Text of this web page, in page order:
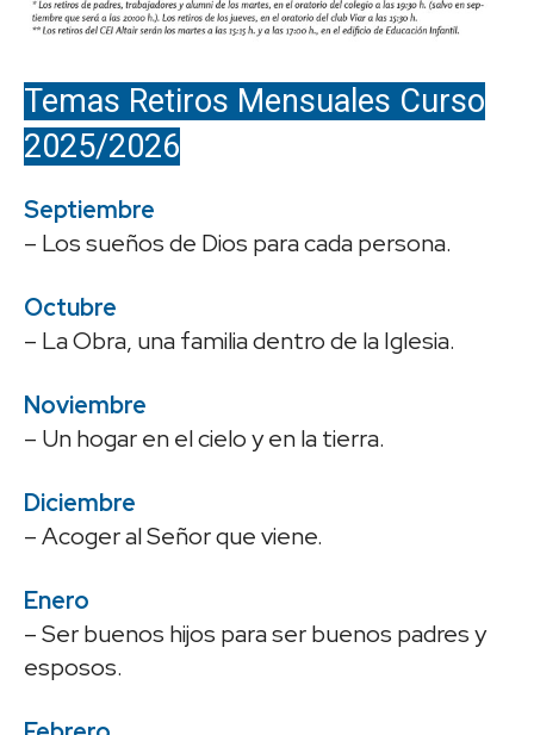
Temas Retiros Mensuales Curso
2025/2026
Septiembre
– Los sueños de Dios para cada persona.
Octubre
– La Obra, una familia dentro de la Iglesia.
Noviembre
– Un hogar en el cielo y en la tierra.
Diciembre
– Acoger al Señor que viene.
Enero
– Ser buenos hijos para ser buenos padres y
esposos.